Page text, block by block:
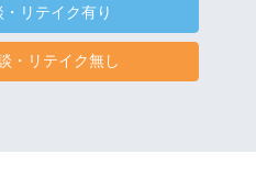
リテイク有り
・リテイク無し